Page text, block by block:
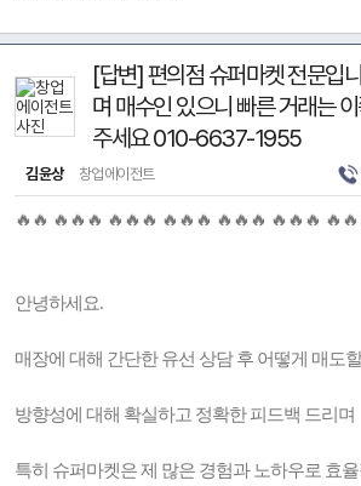
[답변] 편의점 슈퍼마켓 전문입
며 매수인 있으니 빠른 거래는
주세요 010-6637-1955
김윤상 창업에이전트
🔥🔥 🔥🔥🔥 🔥🔥🔥 🔥🔥🔥 🔥🔥🔥 🔥🔥🔥
안녕하세요.
매장에 대해 간단한 유선 상담 후 어떻게 매도
방향성에 대해 확실하고 정확한 피드백 드리며
특히 슈퍼마켓은 제 많은 경험과 노하우로 효